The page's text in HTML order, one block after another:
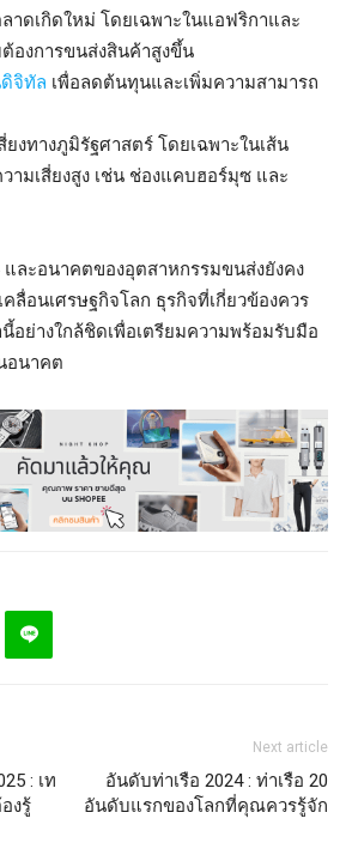
าดเกิดใหม่ โดยเฉพาะในแอฟริกาและ
ต้องการขนส่งสินค้าสูงขึ้น
จิทัล เพื่อลดต้นทุนและเพิ่มความสามารถ
ยงทางภูมิรัฐศาสตร์ โดยเฉพาะในเส้น
ามเสี่ยงสูง เช่น ช่องแคบฮอร์มุซ และ
และอนาคตของอุตสาหกรรมขนส่งยังคง
ลื่อนเศรษฐกิจโลก ธุรกิจที่เกี่ยวข้องควร
อย่างใกล้ชิดเพื่อเตรียมความพร้อมรับมือ
อนาคต
: เท
งรู้
Next article
อันดับท่าเรือ 2024 : ท่าเรือ 20
อันดับแรกของโลกที่คุณควรรู้จัก